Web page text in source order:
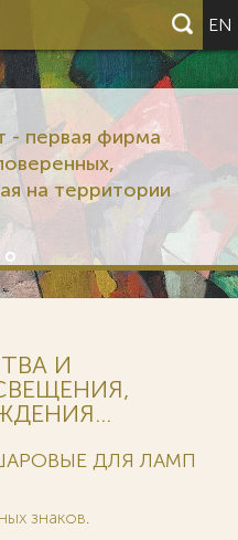
EN
- первая фирма
на территории
И
ДЛЯ ЛАМП
знаков.